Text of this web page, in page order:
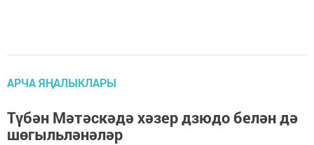
АРЧА ЯҢАЛЫКЛАРЫ
Түбән Мәтәскәдә хәзер дзюдо белән дә
шөгыльләнәләр